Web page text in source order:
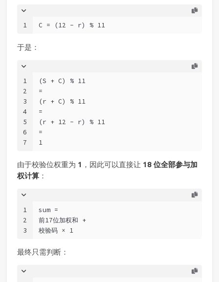
1 C = (12 - r) % 11
于是：
1
2
3
4
5
6
7
(S + C) % 11
=
(r + C) % 11
=
(r + 12 - r) % 11
=
1
由于校验位权重为 1 ，因此可以直接让 18 位全部参与加
权计算 ：
1
2
3
sum =
前17位加权和 +
校验码 × 1
最终只需判断：